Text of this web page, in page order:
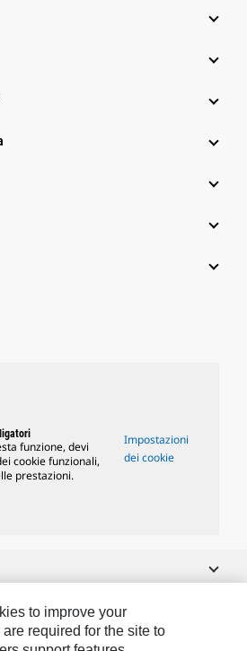
funzione, devi
cookie funzionali,
prestazioni.
Impostazioni
dei cookie
to improve your
required for the site to